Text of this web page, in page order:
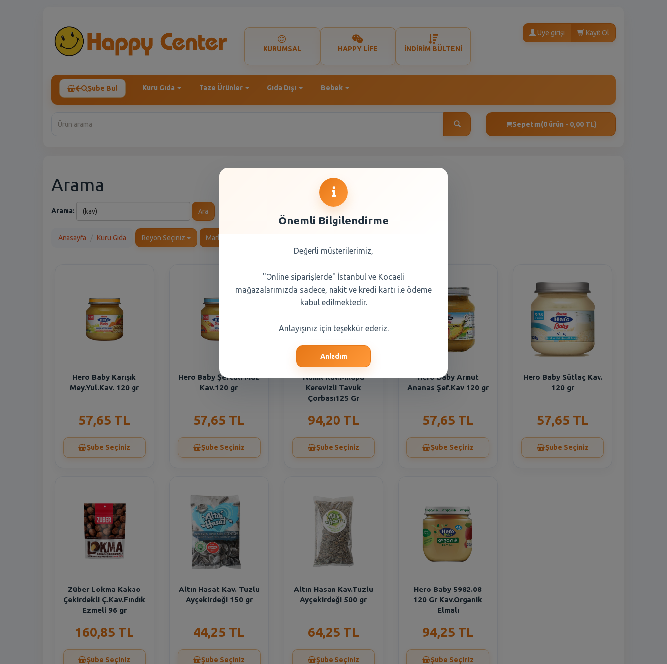
KURUMSAL HAPPY LİFE İNDİRİM BÜLTENİ
Üye girişi Kayıt Ol
Şube Bul Kuru Gıda Taze Ürünler Gıda Dışı Bebek
Sepetim(0 ürün - 0,00 TL)
Arama
Arama: Ara
Anasayfa Kuru Gıda Reyon Seçiniz Marka Seçiniz
Hero Baby Karışık
Mey.Yul.Kav. 120 gr
57,65 TL
Şube Seçiniz
Hero Baby Şeftali Muz
Kav.120 gr
57,65 TL
Şube Seçiniz
Numil Kav.Milupa
Kerevizli Tavuk
Çorbası125 Gr
94,20 TL
Şube Seçiniz
Hero Baby Armut
Ananas Şef.Kav 120 gr
57,65 TL
Şube Seçiniz
Hero Baby Sütlaç Kav.
120 gr
57,65 TL
Şube Seçiniz
Züber Lokma Kakao
Çekirdekli Ç.Kav.Fındık
Ezmeli 96 gr
160,85 TL
Şube Seçiniz
Altın Hasat Kav. Tuzlu
Ayçekirdeği 150 gr
44,25 TL
Şube Seçiniz
Altın Hasan Kav.Tuzlu
Ayçekirdeği 500 gr
64,25 TL
Şube Seçiniz
Hero Baby 5982.08
120 Gr Kav.Organik
Elmalı
94,25 TL
Şube Seçiniz
Önemli Bilgilendirme
Değerli müşterilerimiz,
"Online siparişlerde" İstanbul ve Kocaeli
mağazalarımızda sadece, nakit ve kredi kartı ile ödeme
kabul edilmektedir.
Anlayışınız için teşekkür ederiz.
Anladım